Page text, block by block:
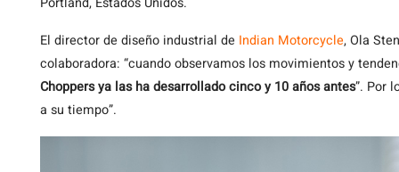
El director de diseño industrial de Indian Motorcycle, Ola
colaboradora: “cuando observamos los movimientos y
Choppers ya las ha desarrollado cinco y 10 años antes”. Por
a su tiempo”.